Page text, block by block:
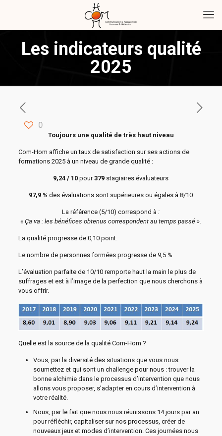
Les indicateurs qualité
2025
0
Toujours une qualité de très haut niveau
Com-Hom affiche un taux de satisfaction sur ses actions de
formations 2025 à un niveau de grande qualité :
9,24 / 10 pour379 stagiaires évaluateurs
97,9 %des évaluations sont supérieures ou égales à 8/10
La référence (5/10) correspond à:
« Ça va : les bénéfices obtenus correspondent au temps passé ».
La qualité progresse de 0,10 point.
Le nombre de personnes formées progresse de 9,5 %
L’évaluation parfaite de 10/10 remporte haut la main le plus de
suffrages et est à l’image de la perfection que nous cherchons à
vous offrir.
Quelle est la source de la qualité Com-Hom ?
Vous, par la diversité des situations que vous nous
soumettez et qui sont un challenge pour nous : trouver la
bonne alchimie dans le processus d’intervention que nous
allons vous proposer, s’adapter en cours d’intervention à
votre réalité.
Nous, par le fait que nous nous réunissons 14 jours par an
pour réfléchir, capitaliser sur nos processus, créer de
nouveaux jeux et modes d’intervention. Ces journées nous